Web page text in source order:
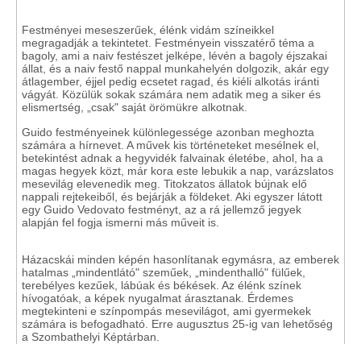
Festményei meseszerűek, élénk vidám színeikkel
megragadják a tekintetet. Festményein visszatérő téma a
bagoly, ami a naiv festészet jelképe, lévén a bagoly éjszakai
állat, és a naiv festő nappal munkahelyén dolgozik, akár egy
átlagember, éjjel pedig ecsetet ragad, és kiéli alkotás iránti
vágyát. Közülük sokak számára nem adatik meg a siker és
elismertség, „csak" saját örömükre alkotnak.
Guido festményeinek különlegessége azonban meghozta
számára a hírnevet. A művek kis történeteket mesélnek el,
betekintést adnak a hegyvidék falvainak életébe, ahol, ha a
magas hegyek közt, már kora este lebukik a nap, varázslatos
mesevilág elevenedik meg. Titokzatos állatok bújnak elő
nappali rejtekeiből, és bejárják a földeket. Aki egyszer látott
egy Guido Vedovato festményt, az a rá jellemző jegyek
alapján fel fogja ismerni más műveit is.
Házacskái minden képén hasonlítanak egymásra, az emberek
hatalmas „mindentlátó" szeműek, „mindenthalló" fülűek,
terebélyes kezűek, lábúak és békések. Az élénk színek
hívogatóak, a képek nyugalmat árasztanak. Érdemes
megtekinteni e színpompás mesevilágot, ami gyermekek
számára is befogadható. Erre augusztus 25-ig van lehetőség
a Szombathelyi Képtárban.